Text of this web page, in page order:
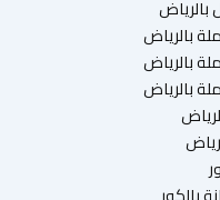
بالرياض
بالرياض
بالرياض